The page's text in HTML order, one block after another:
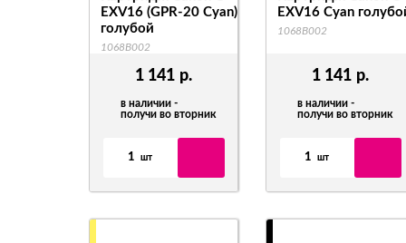
1 141 р.
в наличии -
получи во вторник
1 шт
EXV16 (GPR-20 Cyan)
голубой
1068B002
1 141 р.
в наличии -
получи во вторник
1 шт
EXV16 Cyan
1068B002